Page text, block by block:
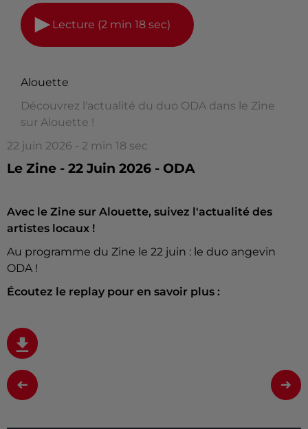
Lecture (2 min 18 sec)
Alouette
Découvrez l'actualité du duo ODA dans le Zine
sur Alouette !
22 juin 2026 - 2 min 18 sec
Le Zine - 22 Juin 2026 - ODA
Avec le Zine sur Alouette, suivez l'actualité des
artistes locaux !
Au programme du Zine le 22 juin : le duo angevin
ODA !
Écoutez le replay pour en savoir plus :